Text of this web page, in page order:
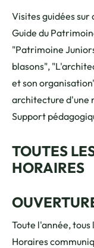
Visites guidées
Guide du
"Patrimoine
blasons",
et son
architecture d'une
Support
TOUTES
HORAIRES
Toute l'année, tous
Horaires